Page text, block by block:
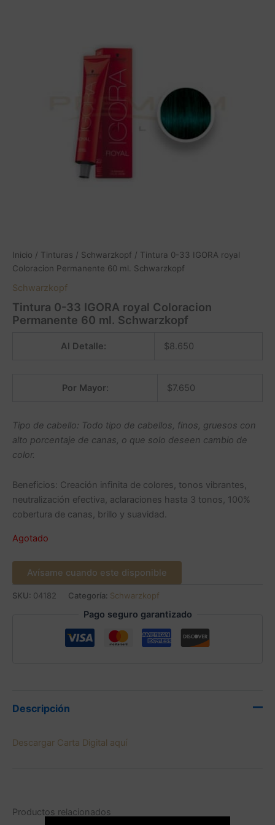
Inicio / Tinturas / Schwarzkopf / Tintura 0-33 IGORA royal
Coloracion Permanente 60 ml. Schwarzkopf
Schwarzkopf
Tintura 0-33 IGORA royal Coloracion
Permanente 60 ml. Schwarzkopf
Al Detalle: $8.650
Por Mayor: $7.650
Tipo de cabello: Todo tipo de cabellos, finos, gruesos con
alto porcentaje de canas, o que solo deseen cambio de
color.
Beneficios: Creación infinita de colores, tonos vibrantes,
neutralización efectiva, aclaraciones hasta 3 tonos, 100%
cobertura de canas, brillo y suavidad.
Agotado
Avísame cuando este disponible
SKU: 04182 Categoría: Schwarzkopf
Pago seguro garantizado
Descripción
Descargar Carta Digital aquí
Productos relacionados